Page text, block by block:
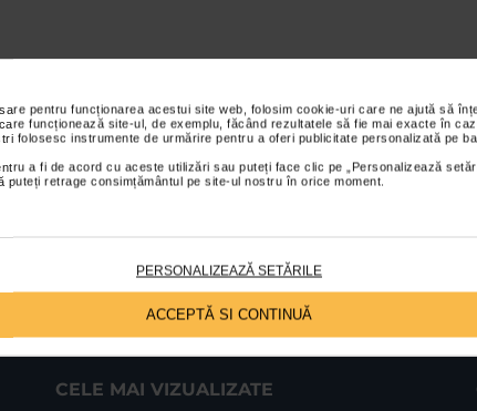
pentru funcționarea acestui site web, folosim cookie-uri care ne ajută să
funcționează site-ul, de exemplu, făcând rezultatele să fie mai exacte în
folosesc instrumente de urmărire pentru a oferi publicitate personalizată pe
a fi de acord cu aceste utilizări sau puteți face clic pe „Personalizează
retrage consimțământul pe site-ul nostru în orice moment.
PERSONALIZEAZĂ SETĂRILE
ACCEPTĂ SI CONTINUĂ
CELE MAI VIZUALIZATE